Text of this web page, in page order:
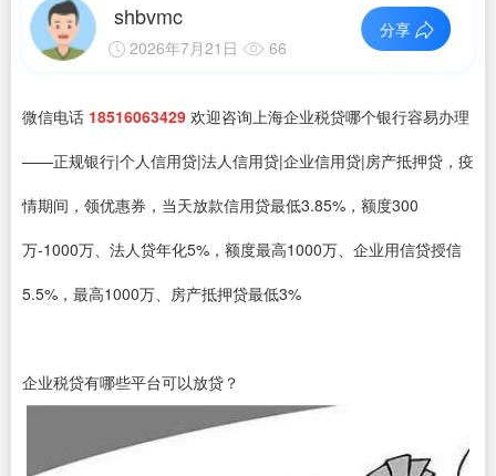
shbvmc
2026年7月21日 66
分享
微信电话 18516063429 欢迎咨询上海企业税贷哪个银行容易办理
——正规银行|个人信用贷|法人信用贷|企业信用贷|房产抵押贷，疫
情期间，领优惠券，当天放款信用贷最低3.85%，额度300
万-1000万、法人贷年化5%，额度最高1000万、企业用信贷授信
5.5%，最高1000万、房产抵押贷最低3%
企业税贷有哪些平台可以放贷？